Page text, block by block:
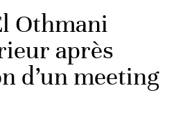
Othmani
après
d’un meeting